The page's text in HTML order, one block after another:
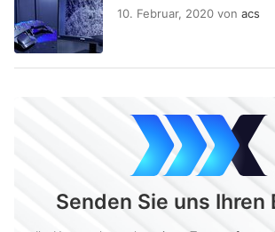
10. Februar, 2020 von acs
Senden Sie uns Ihren